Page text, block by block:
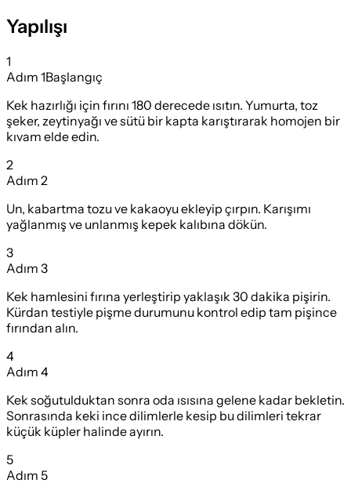
Yapılışı
1
Adım 1Başlangıç
Kek hazırlığı için fırını 180 derecede ısıtın. Yumurta, toz
şeker, zeytinyağı ve sütü bir kapta karıştırarak homojen bir
kıvam elde edin.
2
Adım 2
Un, kabartma tozu ve kakaoyu ekleyip çırpın. Karışımı
yağlanmış ve unlanmış kepek kalıbına dökün.
3
Adım 3
Kek hamlesini fırına yerleştirip yaklaşık 30 dakika pişirin.
Kürdan testiyle pişme durumunu kontrol edip tam pişince
fırından alın.
4
Adım 4
Kek soğutulduktan sonra oda ısısına gelene kadar bekletin.
Sonrasında keki ince dilimlerle kesip bu dilimleri tekrar
küçük küpler halinde ayırın.
5
Adım 5